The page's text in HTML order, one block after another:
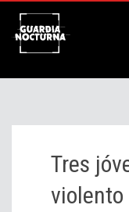
Tres
violento